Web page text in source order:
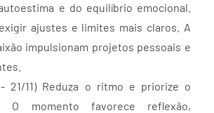
e do equilíbrio emocional.
ajustes e limites mais claros. A
impulsionam projetos pessoais e
21/11) Reduza o ritmo e priorize o
O momento favorece reflexão,